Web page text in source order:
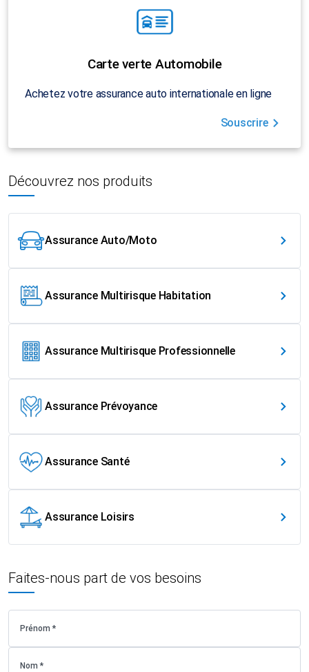
Carte verte Automobile
Achetez votre assurance auto internationale en ligne
Souscrire
Découvrez nos produits
Assurance Auto/Moto
Assurance Multirisque Habitation
Assurance Multirisque Professionnelle
Assurance Prévoyance
Assurance Santé
Assurance Loisirs
Faites-nous part de vos besoins